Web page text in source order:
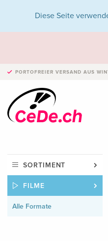
Diese Seite
PORTOFREIER VERSAND AUS
SORTIMENT
FILME
Alle Formate